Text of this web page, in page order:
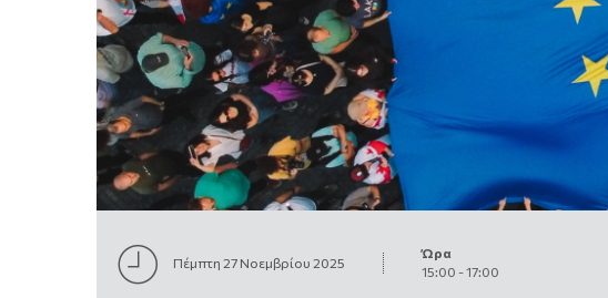
Πέμπτη 27 Νοεμβρίου 2025
Ώρα
15:00 -17:00